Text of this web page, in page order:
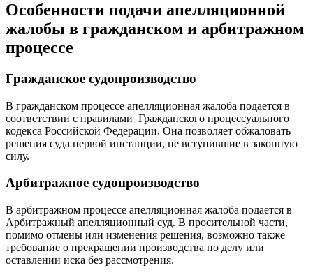
Особенности подачи апелляционной
жалобы в гражданском и арбитражном
процессе
Гражданское судопроизводство
В гражданском процессе апелляционная жалоба подается в
соответствии с правилами Гражданского процессуального
кодекса Российской Федерации. Она позволяет обжаловать
решения суда первой инстанции, не вступившие в законную
силу.
Арбитражное судопроизводство
В арбитражном процессе апелляционная жалоба подается в
Арбитражный апелляционный суд. В просительной части,
помимо отмены или изменения решения, возможно также
требование о прекращении производства по делу или
оставлении иска без рассмотрения.